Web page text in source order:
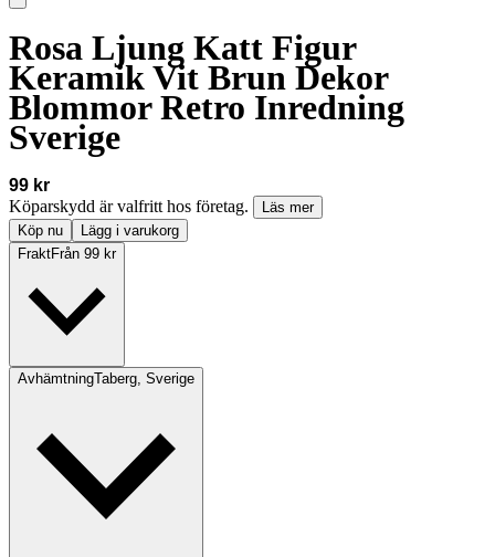
Rosa Ljung Katt Figur
Keramik Vit Brun Dekor
Blommor Retro Inredning
Sverige
99 kr
Köparskydd är valfritt hos företag.
Läs mer
Köp nu
Lägg i varukorg
FraktFrån 99 kr
AvhämtningTaberg, Sverige